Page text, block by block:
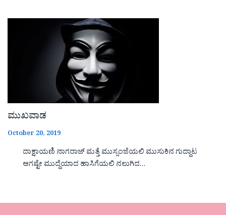
ಮುಖವಾಡ
October 20, 2019
ದಾಕ್ಷಾಯಣಿ ನಾಗರಾಜ್ ಮತ್ತೆ ಮುಸ್ಸಂಜೆಯಲಿ ಮುಸುಕಿನ ಗುದ್ದಾಟ
ಆಗಷ್ಟೇ ಮುದ್ದೆಯಾದ ಹಾಸಿಗೆಯಲಿ ನಲುಗಿದ…